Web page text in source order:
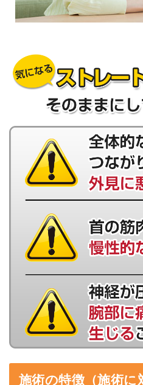
施術の特徴（施術に